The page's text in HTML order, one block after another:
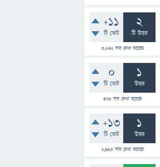
+11
টি ভোট
2
টি উত্তর
3,042বার দেখা হয়েছে
0
টি ভোট
1
উত্তর
473 বার দেখা হয়েছে
+13
টি ভোট
1
উত্তর
2,495 বার দেখা হয়েছে